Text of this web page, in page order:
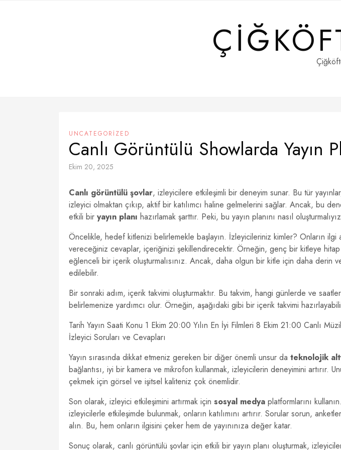
UNCATEGORIZED
Canlı Görüntülü Showlarda Yayın
Ekim 20, 2025
Canlı görüntülü şovlar, izleyicilere etkileşimli bir deneyim sunar. Bu tür
izleyici olmaktan çıkıp, aktif bir katılımcı haline gelmelerini sağlar. Ancak, bu
etkili bir yayın planı hazırlamak şarttır. Peki, bu yayın planını nasıl
Öncelikle, hedef kitlenizi belirlemekle başlayın. İzleyicileriniz kimler? Onların ilgi
vereceğiniz cevaplar, içeriğinizi şekillendirecektir. Örneğin, genç bir kitleye
eğlenceli bir içerik oluşturmalısınız. Ancak, daha olgun bir kitle için daha derin
edilebilir.
Bir sonraki adım, içerik takvimi oluşturmaktır. Bu takvim, hangi günlerde ve
belirlemenize yardımcı olur. Örneğin, aşağıdaki gibi bir içerik takvimi
Tarih Yayın Saati Konu 1 Ekim 20:00 Yılın En İyi Filmleri 8 Ekim 21:00 Canlı
İzleyici Soruları ve Cevapları
Yayın sırasında dikkat etmeniz gereken bir diğer önemli unsur da teknolojik
bağlantısı, iyi bir kamera ve mikrofon kullanmak, izleyicilerin deneyimini artırır.
çekmek için görsel ve işitsel kaliteniz çok önemlidir.
Son olarak, izleyici etkileşimini artırmak için sosyal medya platformlarını
izleyicilerle etkileşimde bulunmak, onların katılımını artırır. Sorular sorun,
alın. Bu, hem onların ilgisini çeker hem de yayınınıza değer katar.
Sonuç olarak, canlı görüntülü şovlar için etkili bir yayın planı oluşturmak,